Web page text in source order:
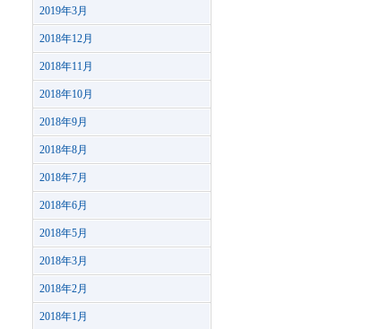
2019年3月
2018年12月
2018年11月
2018年10月
2018年9月
2018年8月
2018年7月
2018年6月
2018年5月
2018年3月
2018年2月
2018年1月